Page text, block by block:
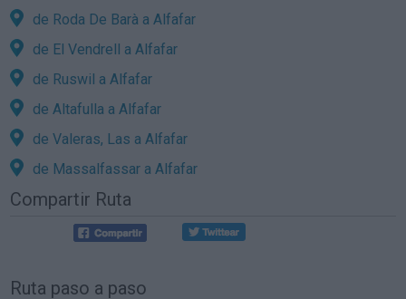
de Roda De Barà a Alfafar
de El Vendrell a Alfafar
de Ruswil a Alfafar
de Altafulla a Alfafar
de Valeras, Las a Alfafar
de Massalfassar a Alfafar
Compartir Ruta
Ruta paso a paso